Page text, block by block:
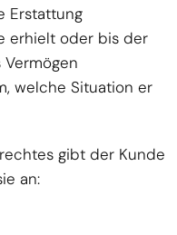
Erstattung
erhielt oder bis der
welche Situation er
gibt der Kunde
an: